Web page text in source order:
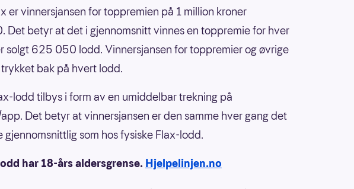
er vinnersjansen for toppremien på 1 million kroner
Det betyr at det i gjennomsnitt vinnes en toppremie for hver
solgt 625 050 lodd. Vinnersjansen for toppremier og øvrige
bak på hvert lodd.
lodd tilbys i form av en umiddelbar trekning på
Det betyr at vinnersjansen er den samme hver gang det
gjennomsnittlig som hos fysiske Flax-lodd.
har 18-års aldersgrense. Hjelpelinjen.no